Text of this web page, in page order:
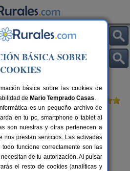
de La Costa
BÁSICA SOBRE
COOKIES
básica sobre las cookies de
de Mario Temprado Casas.
es un pequeño archivo de
en tu pc, smartphone o tablet al
son nuestras y otras pertenecen a
nos prestan servicios. Las activadas
funcione correctamente son las
de tu autorización. Al pulsar
el resto de cookies (analíticas y